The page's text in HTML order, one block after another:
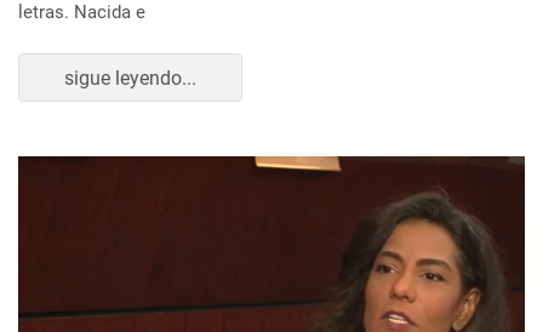
letras. Nacida e
sigue leyendo...